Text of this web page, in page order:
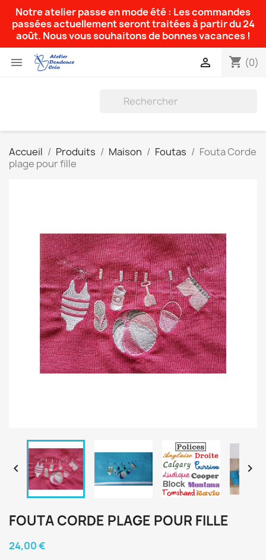
Notre atelier passe en mode été : Les commandes
passées actuellement seront traitées à partir du 24
août. Nous vous souhaitons de bonnes vacances !
 shopping_cart (0)

Accueil Produits Maison Foutas
Fouta Corde
plage pour fille
 
FOUTA CORDE PLAGE POUR FILLE
24,00 €